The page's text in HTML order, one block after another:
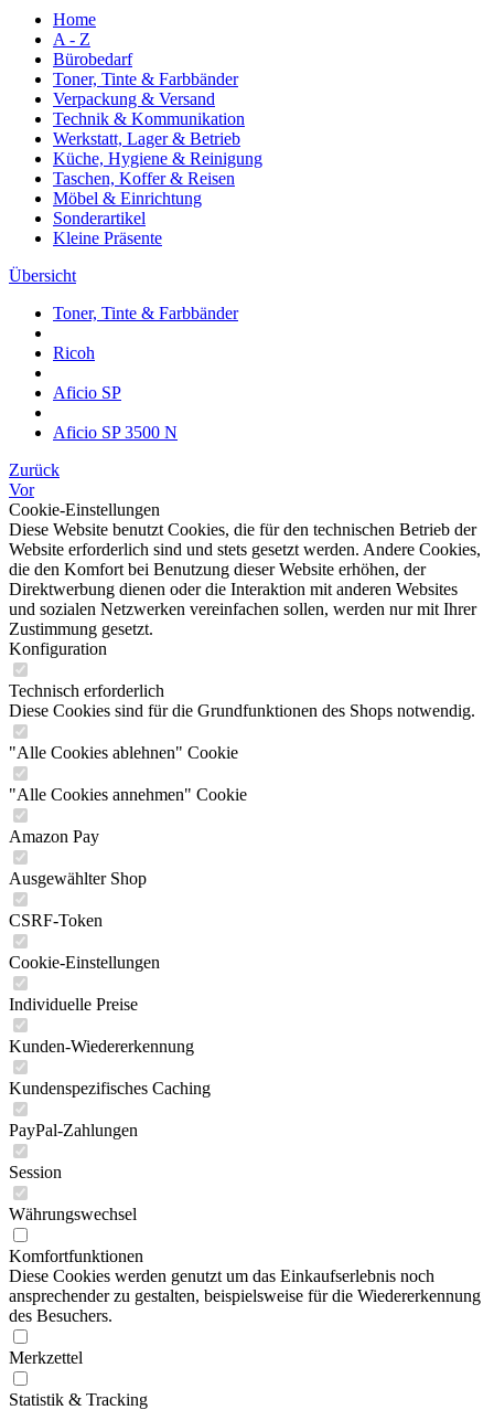
Home
A - Z
Bürobedarf
Toner, Tinte & Farbbänder
Verpackung & Versand
Technik & Kommunikation
Werkstatt, Lager & Betrieb
Küche, Hygiene & Reinigung
Taschen, Koffer & Reisen
Möbel & Einrichtung
Sonderartikel
Kleine Präsente
Übersicht
Toner, Tinte & Farbbänder
Ricoh
Aficio SP
Aficio SP 3500 N
Zurück
Vor
Cookie-Einstellungen
Diese Website benutzt Cookies, die für den technischen Betrieb der
Website erforderlich sind und stets gesetzt werden. Andere Cookies,
die den Komfort bei Benutzung dieser Website erhöhen, der
Direktwerbung dienen oder die Interaktion mit anderen Websites
und sozialen Netzwerken vereinfachen sollen, werden nur mit Ihrer
Zustimmung gesetzt.
Konfiguration
Technisch erforderlich
Diese Cookies sind für die Grundfunktionen des Shops notwendig.
"Alle Cookies ablehnen" Cookie
"Alle Cookies annehmen" Cookie
Amazon Pay
Ausgewählter Shop
CSRF-Token
Cookie-Einstellungen
Individuelle Preise
Kunden-Wiedererkennung
Kundenspezifisches Caching
PayPal-Zahlungen
Session
Währungswechsel
Komfortfunktionen
Diese Cookies werden genutzt um das Einkaufserlebnis noch
ansprechender zu gestalten, beispielsweise für die Wiedererkennung
des Besuchers.
Merkzettel
Statistik & Tracking